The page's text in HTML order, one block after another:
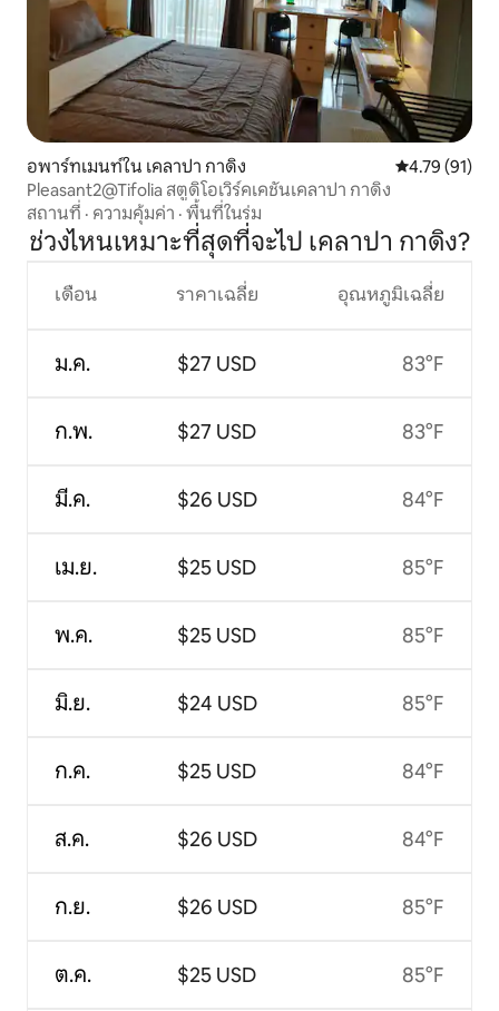
อพาร์ทเมนท์ใน เคลาปา กาดิง คะแนนเฉลี่ย
4.79 (91)
Pleasant2@Tifolia สตูดิโอเวิร์คเคชันเคลาปา กาดิง
สถานที่ · ความคุ้มค่า · พื้นที่ในร่ม
ช่วงไหนเหมาะที่สุดที่จะไป เคลาปา กาดิง?
เดือน
ม.ค.
ก.พ.
มี.ค.
เม.ย.
พ.ค.
มิ.ย.
ก.ค.
ส.ค.
ก.ย.
ต.ค.
ราคาเฉลี่ย
$27 USD
$27 USD
$26 USD
$25 USD
$25 USD
$24 USD
$25 USD
$26 USD
$26 USD
$25 USD
อุณหภูมิเฉลี่ย
83°F
83°F
84°F
85°F
85°F
85°F
84°F
84°F
85°F
85°F